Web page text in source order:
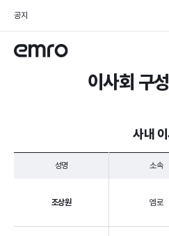
공지
이사회 구
사내
성명 소속
조상원 엠로